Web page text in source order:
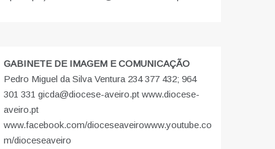
GABINETE DE IMAGEM E COMUNICAÇÃO
Pedro Miguel da Silva Ventura 234 377 432; 964
301 331 gicda@diocese-aveiro.pt www.diocese-
aveiro.pt
www.facebook.com/dioceseaveirowww.youtube.co
m/dioceseaveiro